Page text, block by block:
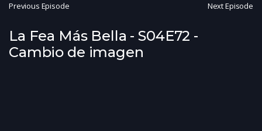
Previous Episode Next Episode
La Fea Más Bella - S04E72 -
Cambio de imagen